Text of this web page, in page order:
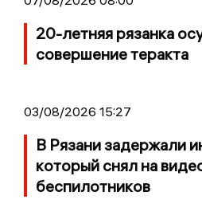
20-летняя рязанка
совершение теракта
03/08/2026 15:27
В Рязани задержали
который снял на
беспилотников